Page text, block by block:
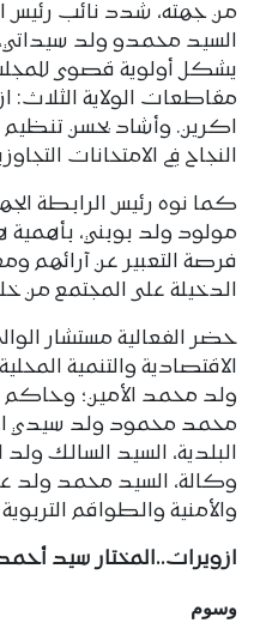
من جهته، شدد نائب رئيس
السيد محمدو ولد سيداتي،
يشكل أولوية قصوى
مقاطعات الولاية الثلاث:
اكرين. وأشاد بحسن تنظيم
النجاح في الامتحانات
كما نوه رئيس الرابطة
مولود ولد بوبني، بأهمية
فرصة التعبير عن آرائهم
الدخيلة على المجتمع من
حضر الفعالية مستشار
الاقتصادية والتنمية
ولد محمد الأمين؛ وحاكم
محمد محمود ولد سيدي
البلدية، السيد السالك ولد
وكالة، السيد محمد ولد
والأمنية والطواقم التربوية
ازويرات..المختار سيد
وسوم